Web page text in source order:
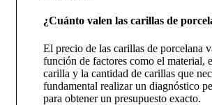
¿Cuánto valen las carillas de
El precio de las carillas de porcelana
función de factores como el material,
carilla y la cantidad de carillas que
fundamental realizar un diagnóstico
para obtener un presupuesto exacto.